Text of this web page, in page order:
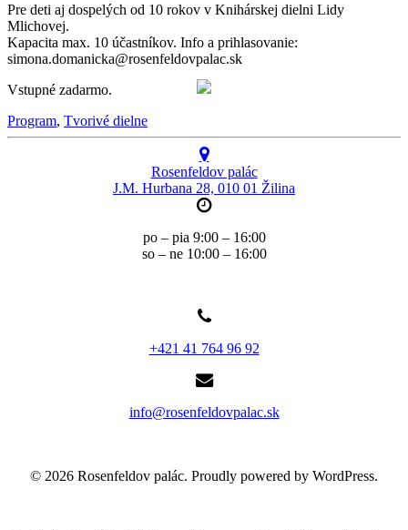
Pre deti aj dospelých od 10 rokov v Knihárskej dielni Lidy
Mlichovej.
Kapacita max. 10 účastníkov. Info a prihlasovanie:
simona.domanicka@rosenfeldovpalac.sk
Vstupné zadarmo.
Program, Tvorivé dielne
Rosenfeldov palác
J.M. Hurbana 28, 010 01 Žilina
po – pia 9:00 – 16:00
so – ne 10:00 – 16:00
+421 41 764 96 92
info@rosenfeldovpalac.sk
© 2026 Rosenfeldov palác. Proudly powered by WordPress.